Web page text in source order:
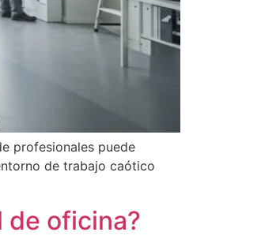
profesionales puede
de trabajo caótico
de oficina?